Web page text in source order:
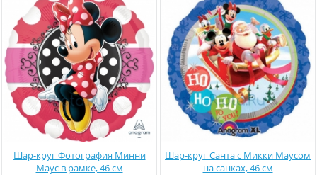
Шар-круг Фотография Минни
Маус в рамке, 46 см
Шар-круг Санта с Микки Маусом
на санках, 46 см